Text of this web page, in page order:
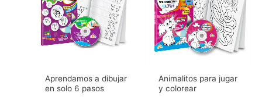
Aprendamos a dibujar
en solo 6 pasos
Animalitos para jugar
y colorear